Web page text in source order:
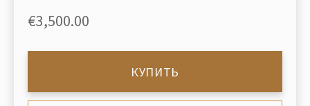
€3,500.00
КУПИТЬ